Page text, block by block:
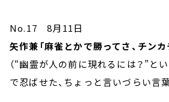
No.17 8月11日
矢作兼「麻雀とかで勝ってさ、チンカ
（“幽霊が人の前に現れるには？”と
で忍ばせた、ちょっと言いづらい言葉